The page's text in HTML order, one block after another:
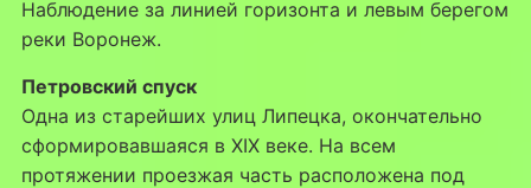
Наблюдение за линией горизонта и левым берегом
реки Воронеж.
Петровский спуск
Одна из старейших улиц Липецка, окончательно
сформировавшаяся в XIX веке. На всем
протяжении проезжая часть расположена под